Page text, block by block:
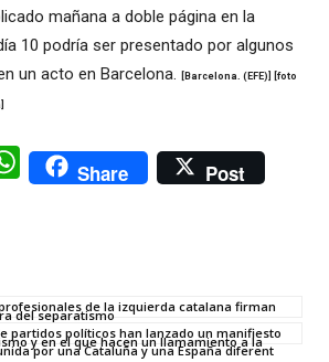
mañana a doble página en la
10 podría ser presentado por algunos
un acto en Barcelona.
[Barcelona. (EFE)] [foto
WhatsAppShare Post
de la izquierda catalana firman
del separatismo
partidos políticos han lanzado un manifiesto
y en el que hacen un llamamiento a la
por una Cataluña y una España diferent